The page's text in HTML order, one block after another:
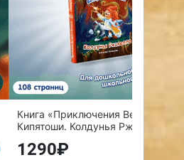
Книга «Приключения Веснушки и
Кипятоши. Колдунья Ржавелла»
1290